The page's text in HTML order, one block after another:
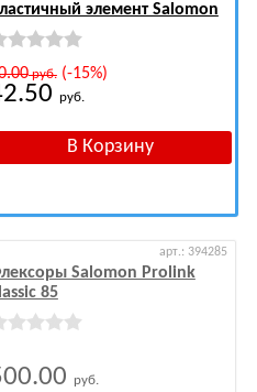
элемент Salomon
руб.(-15%)
руб.
арт.: 394285
Salomon Prolink
85
руб.